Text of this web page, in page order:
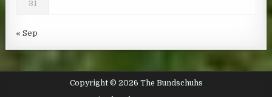
31
« Sep
Copyright © 2026 The Bundschuhs